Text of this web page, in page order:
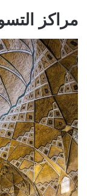
مراكز